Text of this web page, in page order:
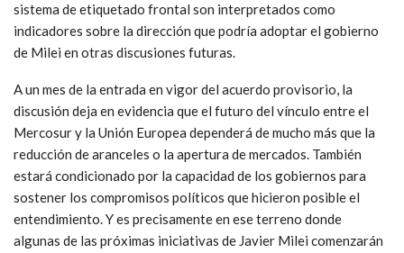
sistema de etiquetado frontal son interpretados como
indicadores sobre la dirección que podría adoptar el gobierno
de Milei en otras discusiones futuras.
A un mes de la entrada en vigor del acuerdo provisorio, la
discusión deja en evidencia que el futuro del vínculo entre el
Mercosur y la Unión Europea dependerá de mucho más que la
reducción de aranceles o la apertura de mercados. También
estará condicionado por la capacidad de los gobiernos para
sostener los compromisos políticos que hicieron posible el
entendimiento. Y es precisamente en ese terreno donde
algunas de las próximas iniciativas de Javier Milei comenzarán